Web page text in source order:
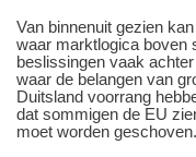
Van binnenuit gezien
waar marktlogica boven
beslissingen vaak
waar de belangen van
Duitsland voorrang
dat sommigen de EU
moet worden geschoven.